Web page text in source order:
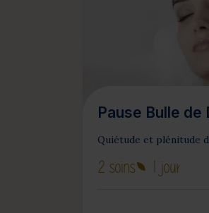
Pause Bulle de
Quiétude et plénitude
2 soins 1 jour